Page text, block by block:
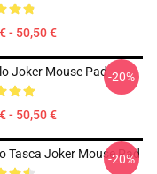
- 50,50 €
Joker Mouse Pad
- 50,50 €
-20%
Tasca Joker Mouse Pad
-20%